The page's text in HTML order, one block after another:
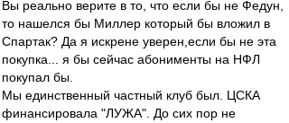
Вы реально верите в то, что если бы не Федун,
то нашелся бы Миллер который бы вложил в
Спартак? Да я искрене уверен,если бы не эта
покупка... я бы сейчас абонименты на НФЛ
покупал бы.
Мы единственный частный клуб был. ЦСКА
финансировала "ЛУЖА". До сих пор не